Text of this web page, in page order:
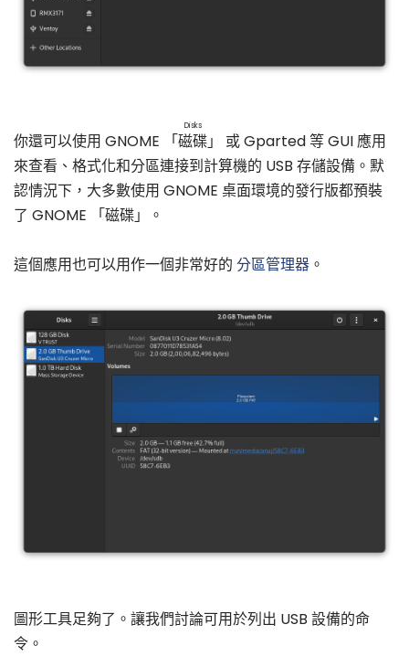
你還可以使用 GNOME 「磁碟
Disks
」 或 Gparted 等 GUI 應用
來查看、格式化和分區連接到計算機的 USB 存儲設備。默
認情況下，大多數使用 GNOME 桌面環境的發行版都預裝
了 GNOME 「磁碟」。
這個應用也可以用作一個非常好的 分區管理器 。
圖形工具足夠了。讓我們討論可用於列出 USB 設備的命
令。